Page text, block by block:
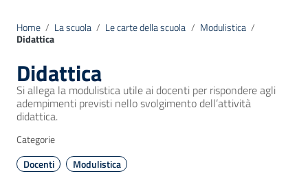
Home / La scuola / Le carte della scuola / Modulistica /
Didattica
Didattica
Si allega la modulistica utile ai docenti per rispondere agli
adempimenti previsti nello svolgimento dell’attività
didattica.
Categorie
Docenti
Modulistica